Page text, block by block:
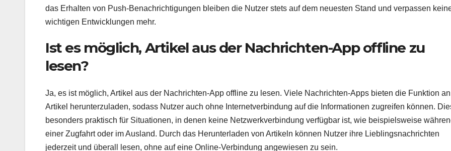
das Erhalten von Push-Benachrichtigungen bleiben die Nutzer stets auf dem neuesten Stand und verpassen
wichtigen Entwicklungen mehr.
Ist es möglich, Artikel aus der Nachrichten-App offline zu
lesen?
Ja, es ist möglich, Artikel aus der Nachrichten-App offline zu lesen. Viele Nachrichten-Apps bieten die Funktion
Artikel herunterzuladen, sodass Nutzer auch ohne Internetverbindung auf die Informationen zugreifen können.
besonders praktisch für Situationen, in denen keine Netzwerkverbindung verfügbar ist, wie beispielsweise
einer Zugfahrt oder im Ausland. Durch das Herunterladen von Artikeln können Nutzer ihre Lieblingsnachrichten
jederzeit und überall lesen, ohne auf eine Online-Verbindung angewiesen zu sein.